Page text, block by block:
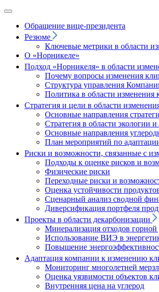
Обращение вице‑президента
Резюме
Ключевые метрики в области
О «Норникеле»
Подход «Норникеля» в области
Почему вопросы изменения
Структура управления
Политика в области изменения
Стратегия и цели в области
Основные направления
Стратегия в области экологии
Основные направления
План мероприятий по
Риски и возможности, связанные с
Подходы к оценке рисков и
Физические риски
Переходные риски и
Оценка устойчивости
Сценарный анализ сводной
Диверсификация портфеля
Проекты в области декарбонизации
Минерализация отходов
Использование ВИЭ в
Повышение
Адаптация компании к изменению
Мониторинг многолетней
Оценка уязвимости объектов
Внутренняя цена на углерод